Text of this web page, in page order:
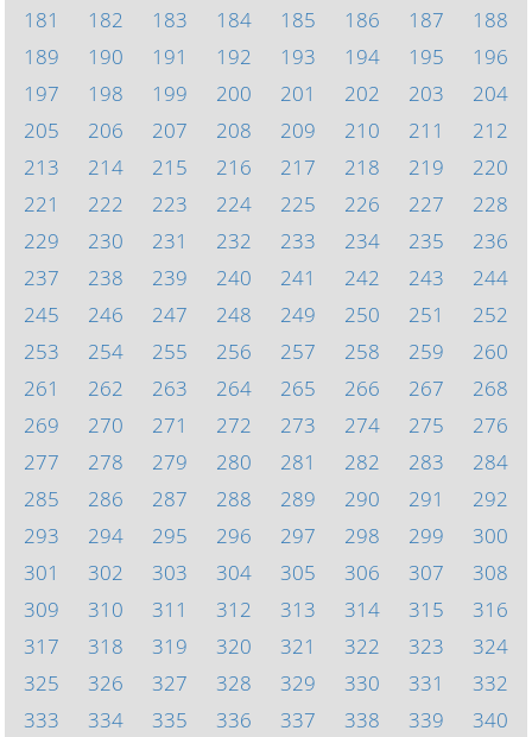
181
182 183 184 185 186 187
188
189
190 191 192 193 194 195
196
197
198 199 200 201 202 203
204
205
206 207 208 209 210 211
212
213
214 215 216 217 218 219
220
221
222 223 224 225 226 227
228
229
230 231 232 233 234 235
236
237
238 239 240 241 242 243
244
245
246 247 248 249 250 251
252
253
254 255 256 257 258 259
260
261
262 263 264 265 266 267
268
269
270 271 272 273 274 275
276
277
278 279 280 281 282 283
284
285
286 287 288 289 290 291
292
293
294 295 296 297 298 299
300
301
302 303 304 305 306 307
308
309
310 311 312 313 314 315
316
317
318 319 320 321 322 323
324
325
326 327 328 329 330 331
332
333
334 335 336 337 338 339 340